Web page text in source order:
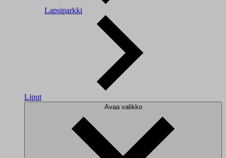
Lapsiparkki
Liput
Avaa valikko